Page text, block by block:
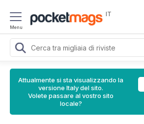
Menu
IT
Attualmente si sta visualizzando la
versione Italy del sito.
Volete passare al vostro sito
locale?